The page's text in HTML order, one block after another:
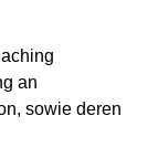
an
sowie deren